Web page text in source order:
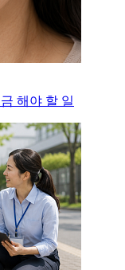
해야 할 일